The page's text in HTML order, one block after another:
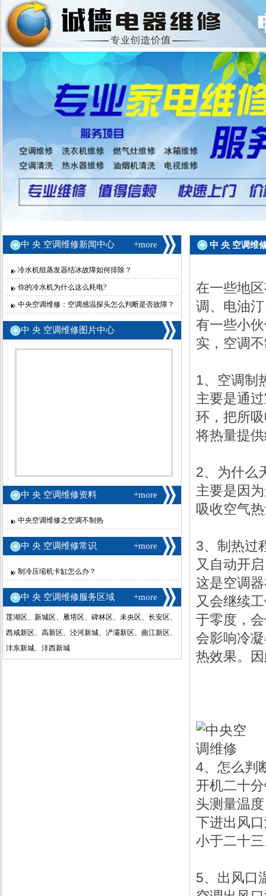
+more
中 央 空调维修新闻中心
冷水机组蒸发器结冰故障如何排除？
你的冷水机为什么这么耗电?
中央空调维修：空调感温探头怎么判断是否故障？
中 央 空调维修图片中心
+more
中 央 空调维修资料
中央空调维修之空调不制热
+more
中 央 空调维修常识
制冷压缩机卡缸怎么办？
+more
中 央 空调维修服务区域
莲湖区、新城区、雁塔区、碑林区、未央区、长安区、
西咸新区、高新区、泾河新城、浐灞新区、曲江新区、
沣东新城、沣西新城
中 央 空调维
在一些地
调、电油
有一些小
实，空调
1、空调制
主要是通
环，把所
将热量提
2、为什
主要是因
吸收空气
3、制热过
又自动
这是空调
又会继续
于零度，
会影响冷
热效果。
4、怎么判
开机二十
头测量温
下进出风
小于二十
5、出风